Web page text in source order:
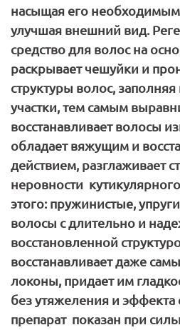
насыщая его
улучшая внешний вид.
средство для волос на
раскрывает чешуйки и
структуры волос,
участки, тем самым
восстанавливает волосы
обладает вяжущим и
действием, разглаживает
неровности
этого: пружинистые,
волосы с длительно и
восстановленной
восстанавливает даже
локоны, придает им
без утяжеления и
препарат показан при